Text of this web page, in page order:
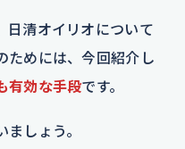
日清オイリオについて
ためには、今回紹介し
有効な手段です。
しょう。